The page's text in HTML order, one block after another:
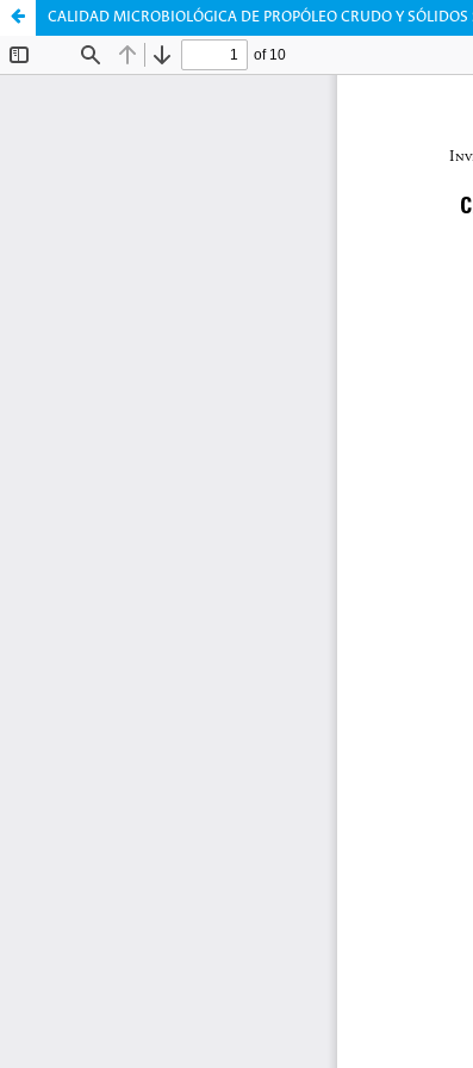
CALIDAD MICROBIOLÓGICA DE PROPÓLEO CRUDO Y